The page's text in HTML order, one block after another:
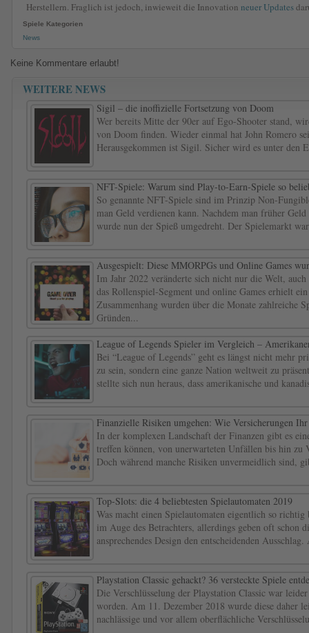
Herstellern. Fraglich ist jedoch, inwieweit die Innovation neuer Updates
Spiele Kategorien
News
Keine Kommentare erlaubt!
WEITERE NEWS
Sigil – die inoffizielle Fortsetzung von Doom
Wer bereits Mitte der 90er auf Ego-Shooter stand,
von Doom finden. Wieder einmal hat John Romero
Herausgekommen ist Sigil. Sicher wird es unter den
NFT-Spiele: Warum sind Play-to-Earn-Spiele so
So genannte NFT-Spiele sind im Prinzip Non-
man Geld verdienen kann. Nachdem man früher
wurde nun der Spieß umgedreht. Der Spielemarkt
Ausgespielt: Diese MMORPGs und Online Games
Im Jahr 2022 veränderte sich nicht nur die Welt,
das Rollenspiel-Segment und online Games erhielt
Zusammenhang wurden über die Monate zahlreiche
Gründen...
League of Legends Spieler im Vergleich –
Bei “League of Legends” geht es längst nicht mehr
zu sein, sondern eine ganze Nation weltweit zu
stellte sich nun heraus, dass amerikanische und
Finanzielle Risiken umgehen: Wie Versicherungen
In der komplexen Landschaft der Finanzen gibt es
treffen können, von unerwarteten Unfällen bis hin zu
Doch während manche Risiken unvermeidlich sind,
Top-Slots: die 4 beliebtesten Spielautomaten 2019
Was macht einen Spielautomaten eigentlich so
im Auge des Betrachters, allerdings geben oft schon
ansprechendes Design den entscheidenden
Playstation Classic gehackt? 36 versteckte Spiele
Die Verschlüsselung der Playstation Classic war
worden. Am 11. Dezember 2018 wurde diese daher
nachlässige und vor allem oberflächliche